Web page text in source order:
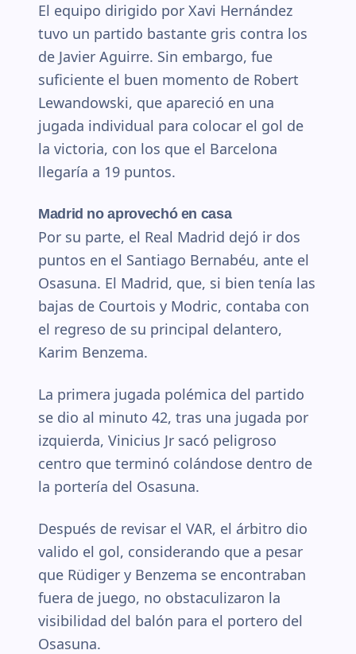
El equipo dirigido por Xavi Hernández
tuvo un partido bastante gris contra los
de Javier Aguirre. Sin embargo, fue
suficiente el buen momento de Robert
Lewandowski, que apareció en una
jugada individual para colocar el gol de
la victoria, con los que el Barcelona
llegaría a 19 puntos.
Madrid no aprovechó en casa
Por su parte, el Real Madrid dejó ir dos
puntos en el Santiago Bernabéu, ante el
Osasuna. El Madrid, que, si bien tenía las
bajas de Courtois y Modric, contaba con
el regreso de su principal delantero,
Karim Benzema.
La primera jugada polémica del partido
se dio al minuto 42, tras una jugada por
izquierda, Vinicius Jr sacó peligroso
centro que terminó colándose dentro de
la portería del Osasuna.
Después de revisar el VAR, el árbitro dio
valido el gol, considerando que a pesar
que Rüdiger y Benzema se encontraban
fuera de juego, no obstaculizaron la
visibilidad del balón para el portero del
Osasuna.